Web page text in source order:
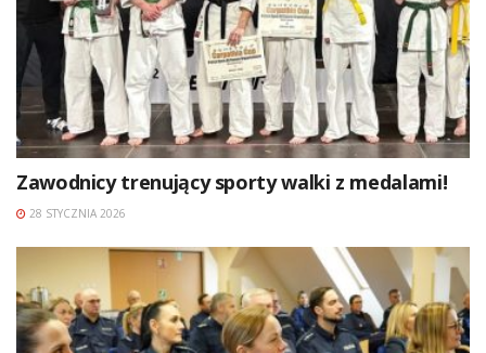
Zawodnicy trenujący sporty walki z medalami!
28 STYCZNIA 2026